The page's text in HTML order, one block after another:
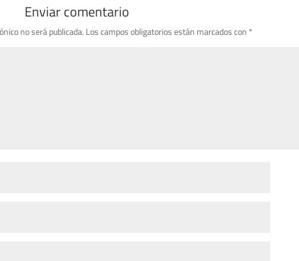
Enviar comentario
no será publicada. Los campos obligatorios están marcados con *